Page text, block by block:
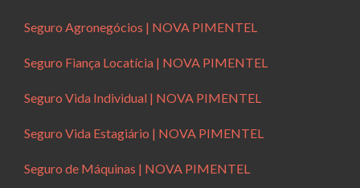
Seguro Agronegócios | NOVA PIMENTEL
Seguro Fiança Locatícia | NOVA PIMENTEL
Seguro Vida Individual | NOVA PIMENTEL
Seguro Vida Estagiário | NOVA PIMENTEL
Seguro de Máquinas | NOVA PIMENTEL